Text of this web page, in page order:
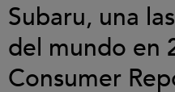
Subaru, una
del mundo en
Consumer